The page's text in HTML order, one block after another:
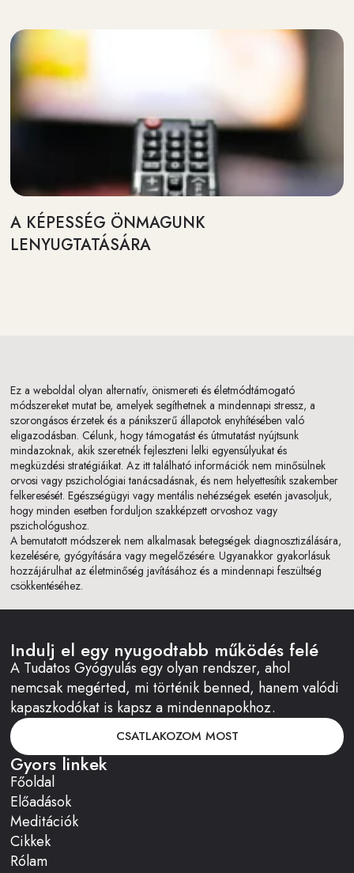
A KÉPESSÉG ÖNMAGUNK
LENYUGTATÁSÁRA
Ez a weboldal olyan alternatív, önismereti és életmódtámogató
módszereket mutat be, amelyek segíthetnek a mindennapi stressz, a
szorongásos érzetek és a pánikszerű állapotok enyhítésében való
eligazodásban. Célunk, hogy támogatást és útmutatást nyújtsunk
mindazoknak, akik szeretnék fejleszteni lelki egyensúlyukat és
megküzdési stratégiáikat. Az itt található információk nem minősülnek
orvosi vagy pszichológiai tanácsadásnak, és nem helyettesítik szakember
felkeresését. Egészségügyi vagy mentális nehézségek esetén javasoljuk,
hogy minden esetben forduljon szakképzett orvoshoz vagy
pszichológushoz.
A bemutatott módszerek nem alkalmasak betegségek diagnosztizálására,
kezelésére, gyógyítására vagy megelőzésére. Ugyanakkor gyakorlásuk
hozzájárulhat az életminőség javításához és a mindennapi feszültség
csökkentéséhez.
Indulj el egy nyugodtabb működés felé
A Tudatos Gyógyulás egy olyan rendszer, ahol
nemcsak megérted, mi történik benned, hanem valódi
kapaszkodókat is kapsz a mindennapokhoz.
CSATLAKOZOM MOST
Gyors linkek
Főoldal
Előadások
Meditációk
Cikkek
Rólam